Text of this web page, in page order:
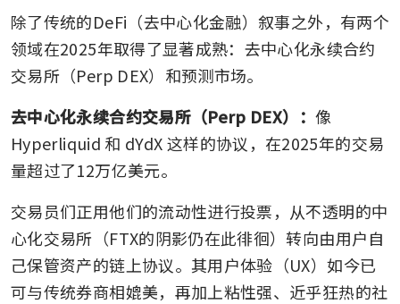
除了传统的DeFi（去中心化金融）叙事之外，有两个
领域在2025年取得了显著成熟：去中心化永续合约
交易所（Perp DEX）和预测市场。
去中心化永续合约交易所（Perp DEX）： 像
Hyperliquid 和 dYdX 这样的协议，在2025年的交易
量超过了12万亿美元。
交易员们正用他们的流动性进行投票，从不透明的中
心化交易所（FTX的阴影仍在此徘徊）转向由用户自
己保管资产的链上协议。其用户体验（UX）如今已
可与传统券商相媲美，再加上粘性强、近乎狂热的社